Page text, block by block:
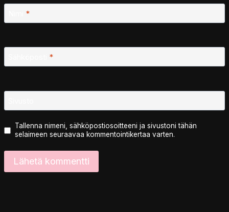
*
*
Tallenna nimeni, sähköpostiosoitteeni ja sivustoni tähän
selaimeen seuraavaa kommentointikertaa varten.